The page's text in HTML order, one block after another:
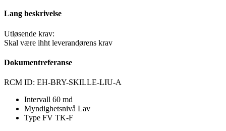
Lang beskrivelse
Utløsende krav:
Skal være ihht leverandørens krav
Dokumentreferanse
RCM ID: EH-BRY-SKILLE-LIU-A
Intervall 60 md
Myndighetsnivå Lav
Type FV TK-F